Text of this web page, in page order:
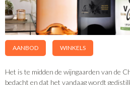
AANBOD WINKELS
Het is te midden de wijngaarden van de
bedacht en dat het vandaag wordt